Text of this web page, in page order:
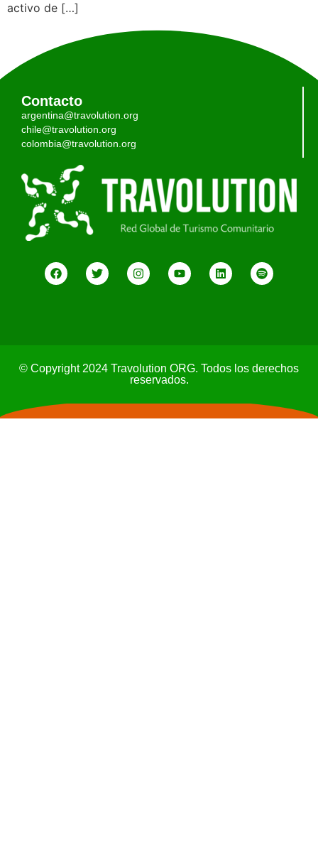
activo de […]
Contacto
argentina@travolution.org
chile@travolution.org
colombia@travolution.org
© Copyright 2024 Travolution ORG. Todos los derechos
reservados.